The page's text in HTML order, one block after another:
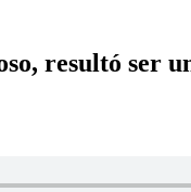
resultó ser